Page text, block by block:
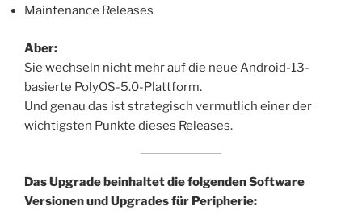
Maintenance Releases
Aber:
Sie wechseln nicht mehr auf die neue Android-13-
basierte PolyOS-5.0-Plattform.
Und genau das ist strategisch vermutlich einer der
wichtigsten Punkte dieses Releases.
Das Upgrade beinhaltet die folgenden Software
Versionen und Upgrades für Peripherie: